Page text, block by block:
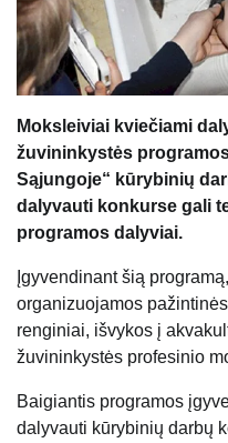
Moksleiviai kviečiami
žuvininkystės
Sąjungoje“ kūrybinių
dalyvauti konkurse gali
programos dalyviai.
Įgyvendinant šią
organizuojamos
renginiai, išvykos į
žuvininkystės profesinio
Baigiantis programos
dalyvauti kūrybinių darbų